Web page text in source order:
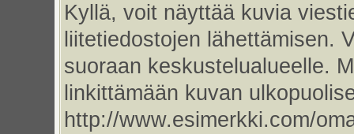
Kyllä, voit näyttää kuvia
liitetiedostojen lähettämisen.
suoraan keskustelualueelle.
linkittämään kuvan
http://www.esimerkki.com/